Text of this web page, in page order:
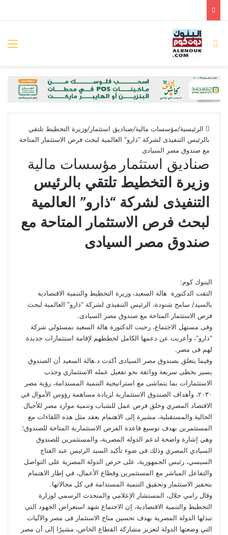
بحث عن
الرئيسية/مؤسسات مالية/صناديق استثمار/وزيرة التخطيط تلتقي
بالرئيس التنفيذى لشركة “ذارو” العالمية لبحث فرص الاستثمار المتاحة
مع صندوق مصر السيادى
صناديق استثمار مؤسسات مالية
وزيرة التخطيط تلتقي بالرئيس
التنفيذى لشركة “ذارو” العالمية
لبحث فرص الاستثمار المتاحة مع
صندوق مصر السيادى
البنوك كوم:
التقت الدكتورة هالة السعيد، وزيرة التخطيط والتنمية الاقتصادية
بالسيد/ سامح شنودة، الرئيس التنفيذي لشركة “ذارو” العالمية لبحث
فرص الاستثمار المتاحة مع صندوق مصر السيادى.
وفى مستهل الاجتماع، رحبت الدكتورة هالة السعيد بمسئولي شركة
“ذارو”، وأعربت عن دعمها الكامل لخططهم لإقامة استثمارات جديدة
لهم فى مصر.
وفيما يتعلق بصندوق مصر السيادى أكدت د.هالة السعيد أن الصندوق
يسير بخطى سريعة وواثقة نحو تفعيل عمله الاستثماري وجذب
الاستثمارات بما يتماشى مع استراتيجية التنمية المستدامة، رؤية مصر
٢٠٣٠، وأهداف الصندوق الاستثمارية لزيادة مساهمة رؤوس الأموال في
الاقتصاد المصري وخلق فرص عمل للشباب وتنمية موارد مصر للأجيال
الحالية والمستقبلية، مشيرة إلى الاهتمام بعقد مثل هذه اللقاءات مع
المستثمرين بهدف توسيع قاعدة الفرص الاستثمارية المتاحة للصندوق؛
وهي إشارة واضحة لدعم الدولة المصرية، والمستثمرين للصندوق
السيادي المصري وذلك فى ضوء تأكيد السيد الرئيس عبد الفتاح
السيسي، رئيس الجمهورية، على حرص الدولة المصرية على التواصل
والتفاعل المباشر مع المستثمرين وقطاع الأعمال، في إطار الاهتمام
بتحفيز الاستثمار وتحقيق التنمية المستدامة في كل مجالاتها.
وقال رامي جلال، المستشار الإعلامي والمتحدث الرسمي لوزارة
التخطيط والتنمية الاقتصادية، إن الاجتماع شهد استعراض الجهود التي
تبذلها الدولة المصرية بهدف تحسين مناخ الاستثمار فى مصر والآليات
التي وضعتها الدولة لتعزيز مشاركة القطاع الخاص، مشيرًا إلى أن مصر